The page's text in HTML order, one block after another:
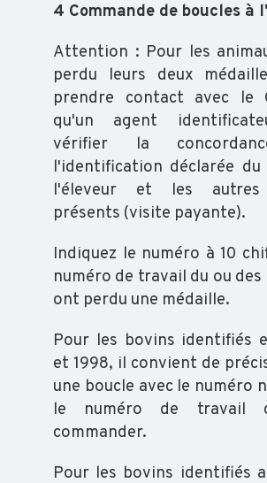
4 Commande de boucles à
Attention : Pour les
perdu leurs deux
prendre contact avec le
qu'un agent
vérifier la
l'identification déclarée
l'éleveur et les autres
présents (visite payante).
Indiquez le numéro à 10
numéro de travail du ou
ont perdu une médaille.
Pour les bovins identifiés
et 1998, il convient de
une boucle avec le numéro
le numéro de travail
commander.
Pour les bovins identifiés